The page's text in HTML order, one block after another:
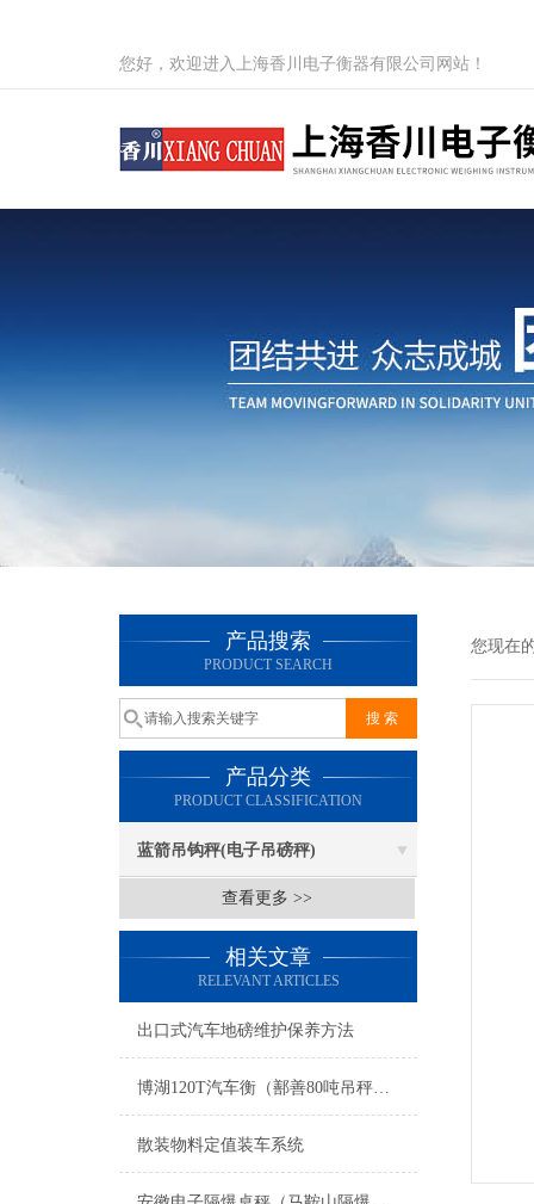
您好，欢迎进入上海香川电子衡器有限公司网站！
产品搜索
PRODUCT SEARCH
产品分类
PRODUCT CLASSIFICATION
蓝箭吊钩秤(电子吊磅秤)
查看更多 >>
相关文章
RELEVANT ARTICLES
出口式汽车地磅维护保养方法
博湖120T汽车衡（鄯善80吨吊秤）昌吉80吨地磅）伊犁轨道电子秤维修
散装物料定值装车系统
您现在